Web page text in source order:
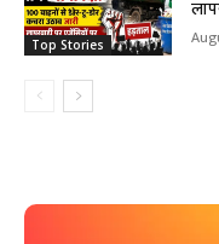
Top Stories